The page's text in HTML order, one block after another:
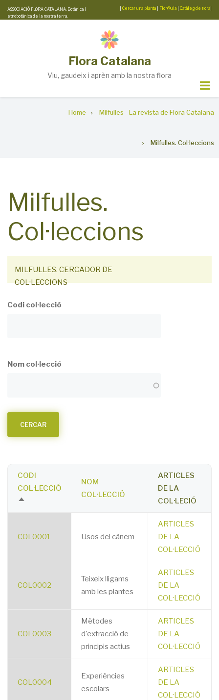
Skip
to
ASSOCIACIÓ FLORA CATALANA. Botànica i
etnobotànica de la nostra terra.
Cercar una planta Flor@ula Catàleg de flora
Flora Catalana
Viu, gaudeix i aprèn amb la nostra flora
Home Milfulles - La revista de Flora Catalana
Milfulles. Col·leccions
Milfulles.
Col·leccions
MILFULLES. CERCADOR DE
COL·LECCIONS
Codi col·lecció
Nom col·lecció
CODI
COL·LECCIÓ
SORT
DESCENDING
NOM
COL·LECCIÓ
ARTICLES
DE LA
COL·LECIÓ
COL0001 Usos del cànem
ARTICLES
DE LA
COL·LECCIÓ
COL0002
Teixeix lligams
amb les plantes
ARTICLES
DE LA
COL·LECCIÓ
COL0003
Mètodes
d'extracció de
principis actius
ARTICLES
DE LA
COL·LECCIÓ
COL0004
Experiències
escolars
ARTICLES
DE LA
COL·LECCIÓ